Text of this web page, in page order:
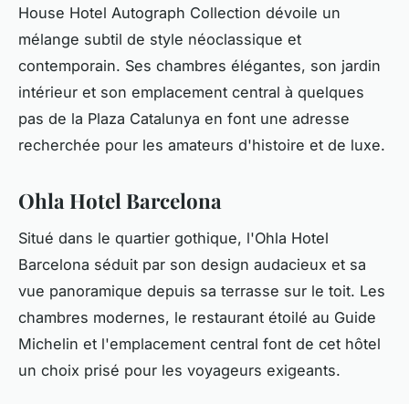
House Hotel Autograph Collection dévoile un
mélange subtil de style néoclassique et
contemporain. Ses chambres élégantes, son jardin
intérieur et son emplacement central à quelques
pas de la Plaza Catalunya en font une adresse
recherchée pour les amateurs d'histoire et de luxe.
Ohla Hotel Barcelona
Situé dans le quartier gothique, l'Ohla Hotel
Barcelona séduit par son design audacieux et sa
vue panoramique depuis sa terrasse sur le toit. Les
chambres modernes, le restaurant étoilé au Guide
Michelin et l'emplacement central font de cet hôtel
un choix prisé pour les voyageurs exigeants.